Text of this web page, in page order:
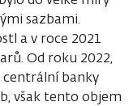
sazbami.
a v roce 2021
Od roku 2022,
centrální banky
však tento objem